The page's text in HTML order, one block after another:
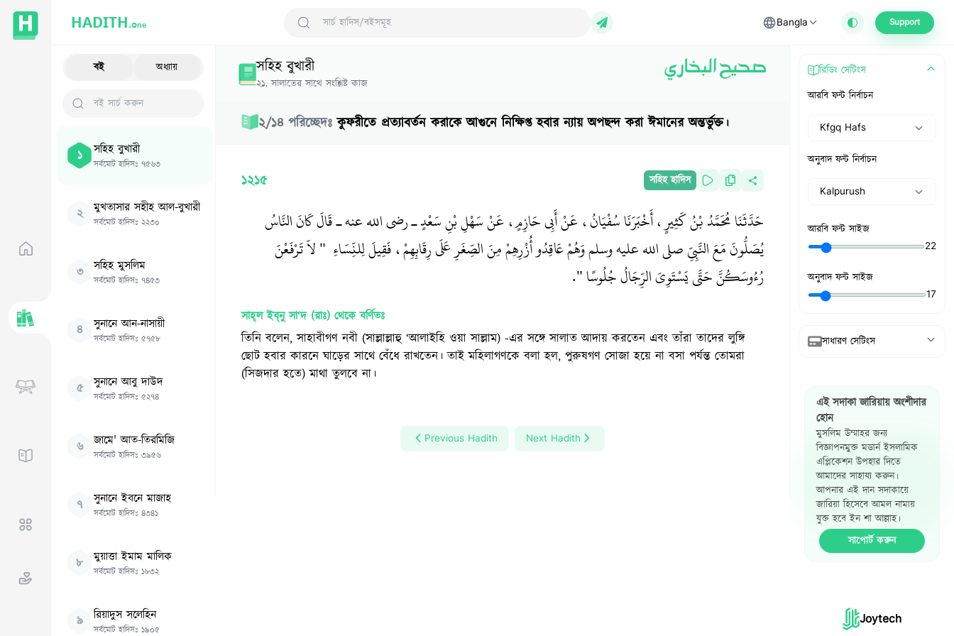
HADITH.One Search Hadith/Books Bangla Support
বই অধ্যায়
১ সহিহ বুখারী
সর্বমোট হাদিসঃ ৭৫৬৩
২ মুখতাসার সহীহ আল-বুখারী
সর্বমোট হাদিসঃ ২২৩০
৩ সহিহ মুসলিম
সর্বমোট হাদিসঃ ৭৪৫৩
৪ সুনানে আন-নাসায়ী
সর্বমোট হাদিসঃ ৫৭৫৮
৫ সুনানে আবু দাউদ
সর্বমোট হাদিসঃ ৫২৭৪
৬ জামে' আত-তিরমিজি
সর্বমোট হাদিসঃ ৩৯৫৬
৭ সুনানে ইবনে মাজাহ
সর্বমোট হাদিসঃ ৪৩৪১
৮ মুয়াত্তা ইমাম মালিক
সর্বমোট হাদিসঃ ১৮৩২
৯ রিয়াদুস সলেহিন
সর্বমোট হাদিসঃ ১৯০৫
সহিহ বুখারী
২১.সালাতের সাথে সংশ্লিষ্ট কাজ
صحيح البخاري
২/১৪ পরিচ্ছেদঃ কুফরীতে প্রত্যাবর্তন করাকে আগুনে নিক্ষিপ্ত হবার ন্যায় অপছন্দ করা ঈমানের অন্তর্ভুক্ত।
১২১৫ সহিহ হাদিস
حَدَّثَنَا مُحَمَّدُ بْنُ كَثِيرٍ، أَخْبَرَنَا سُفْيَانُ، عَنْ أَبِي حَازِمٍ، عَنْ سَهْلِ بْنِ سَعْدٍ ـ رضى الله عنه ـ قَالَ كَانَ النَّاسُ
يُصَلُّونَ مَعَ النَّبِيِّ صلى الله عليه وسلم وَهُمْ عَاقِدُو أُزْرِهِمْ مِنَ الصِّغَرِ عَلَى رِقَابِهِمْ، فَقِيلَ لِلنِّسَاءِ ‏ "‏ لاَ تَرْفَعْنَ
رُءُوسَكُنَّ حَتَّى يَسْتَوِيَ الرِّجَالُ جُلُوسًا ‏"‏‏.‏
সাহ্‌ল ইব্‌নু সা‘দ (রাঃ) থেকে বর্ণিতঃ
তিনি বলেন, সাহাবীগণ নবী (সাল্লাল্লাহু ‘আলাইহি ওয়া সাল্লাম) -এর সঙ্গে সালাত আদায় করতেন এবং তাঁরা তাদের লুঙ্গি
ছোট হবার কারনে ঘাড়ের সাথে বেঁধে রাখতেন। তাই মহিলাগণকে বলা হল, পুরুষগণ সোজা হয়ে না বসা পর্যন্ত তোমরা
(সিজদা‌র হতে) মাথা তুলবে না।
Previous Hadith Next Hadith
রিডিং সেটিংস
আরবি ফন্ট নির্বাচন
Kfgq Hafs
অনুবাদ ফন্ট নির্বাচন
Kalpurush
আরবি ফন্ট সাইজ
22
অনুবাদ ফন্ট সাইজ
17
সাধারণ সেটিংস
অনুবাদ দেখান
রেফারেন্স দেখান
হাদিস পাশাপাশি
দেখান
এই সদাকা জারিয়ায় অংশীদার
হোন
মুসলিম উম্মাহর জন্য
বিজ্ঞাপনমুক্ত মডার্ন ইসলামিক
এপ্লিকেশন উপহার দিতে
আমাদের সাহায্য করুন।
আপনার এই দান সদাকায়ে
জারিয়া হিসেবে আমল নামায়
যুক্ত হবে ইন শা আল্লাহ।
সাপোর্ট করুন
Joytech